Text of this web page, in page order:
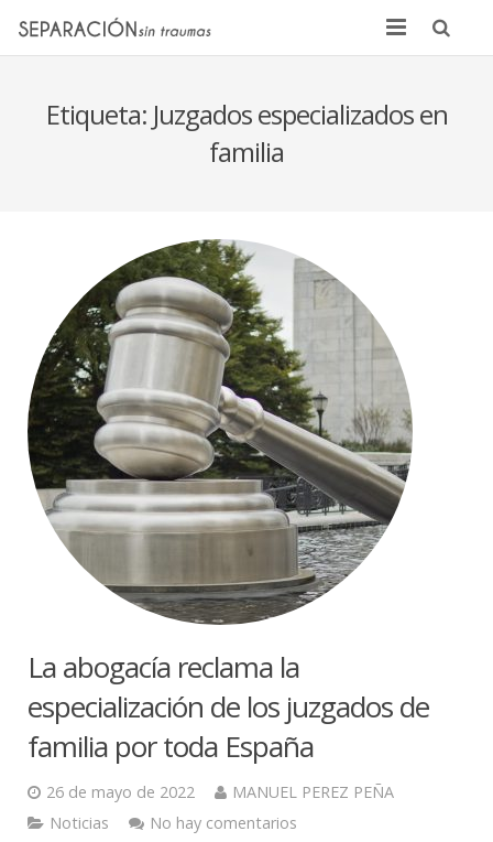
Quienes somos
Etiqueta: Juzgados especializados en
familia
La abogacía reclama la
especialización de los juzgados de
familia por toda España
26 de mayo de 2022
MANUEL PEREZ PEÑA
Noticias
No hay comentarios